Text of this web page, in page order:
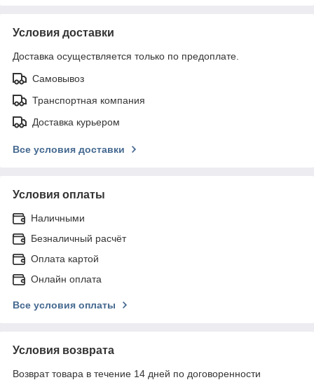
Условия доставки
Доставка осуществляется только по предоплате.
Самовывоз
Транспортная компания
Доставка курьером
Все условия доставки
Условия оплаты
Наличными
Безналичный расчёт
Оплата картой
Онлайн оплата
Все условия оплаты
Условия возврата
Возврат товара в течение 14 дней по договоренности